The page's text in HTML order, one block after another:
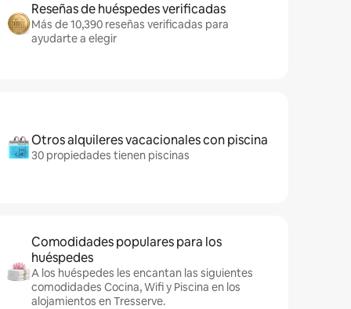
Reseñas de huéspedes verificadas
Más de 10,390 reseñas verificadas para
ayudarte a elegir
Otros alquileres vacacionales con piscina
30 propiedades tienen piscinas
Comodidades populares para los
huéspedes
A los huéspedes les encantan las siguientes
comodidades Cocina, Wifi y Piscina en los
alojamientos en Tresserve.